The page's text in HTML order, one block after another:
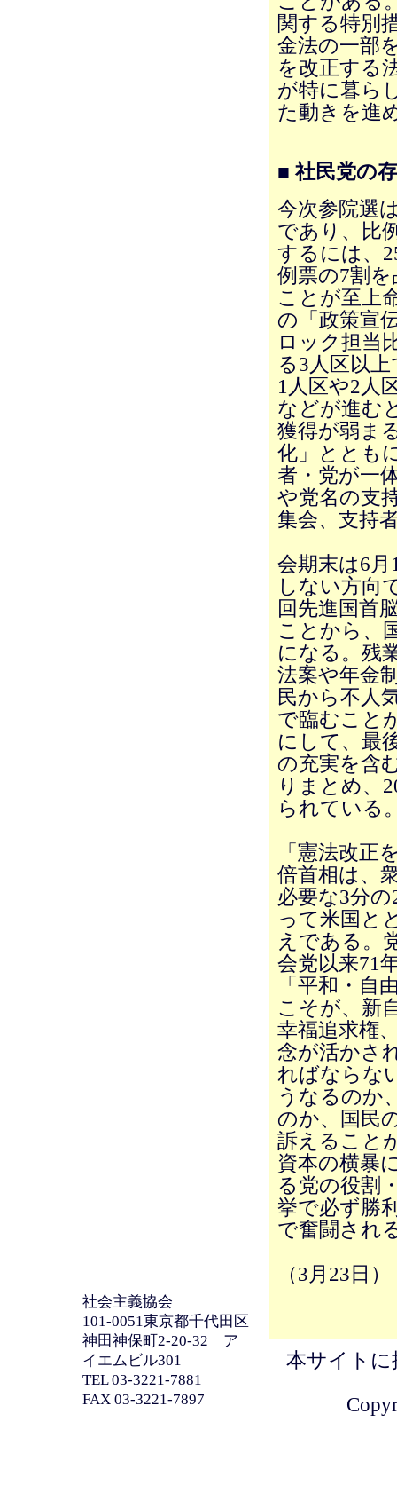
関する特別
金法の一部
を改正する
が特に暮ら
た動きを進
■ 社民党の
今次参院選
であり、比
するには、
例票の7割
ことが至上
の「政策宣
ロック担当
る3人区以
1人区や2人
などが進む
獲得が弱ま
化」ととも
者・党が一
や党名の支
集会、支持
会期末は6
しない方向
回先進国首
ことから、
になる。残
法案や年金
民から不人
で臨むこと
にして、最
の充実を含
りまとめ、
られている
「憲法改正
倍首相は、
必要な3分
って米国と
えである。
会党以来71
「平和・自
こそが、新
幸福追求権
念が活かさ
ればならな
うなるのか
のか、国民
訴えること
資本の横暴
る党の役割
挙で必ず勝
で奮闘され
（3月23日）
本サイトに
社会主義協会
101-0051東京都千代田区
神田神保町2-20-32 ア
イエムビル301
TEL 03-3221-7881
FAX 03-3221-7897